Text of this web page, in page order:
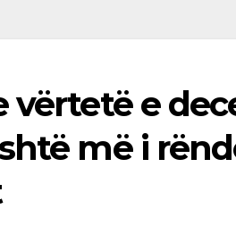
vërtetë e
më i